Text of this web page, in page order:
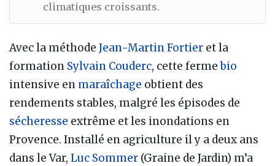
climatiques croissants.
Avec la méthode Jean-Martin Fortier et la
formation Sylvain Couderc, cette fermebio
intensive en maraîchage obtient des
rendements stables, malgré les épisodes de
sécheresse extrême et les inondations en
Provence. Installé en agriculture il y a deux ans
dans le Var, Luc Sommer (Graine de Jardin) m’a